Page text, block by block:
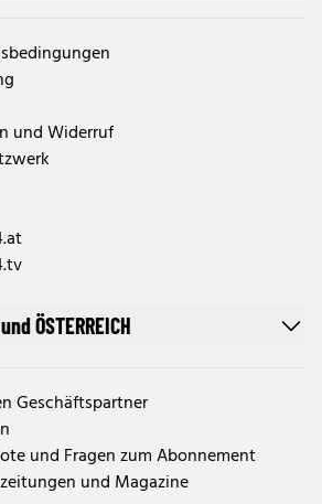
und Widerruf
ÖSTERREICH
Geschäftspartner
und Fragen zum Abonnement
und Magazine